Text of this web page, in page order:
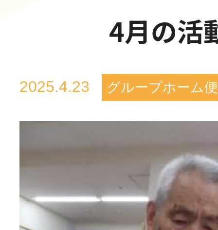
4月の活
2025.4.23 グループホーム
魅力・取り
事業所紹介
はなぶさ消化器・内視
介護老人保健施設 長寿の
活動のご報
最新情報 採用情報